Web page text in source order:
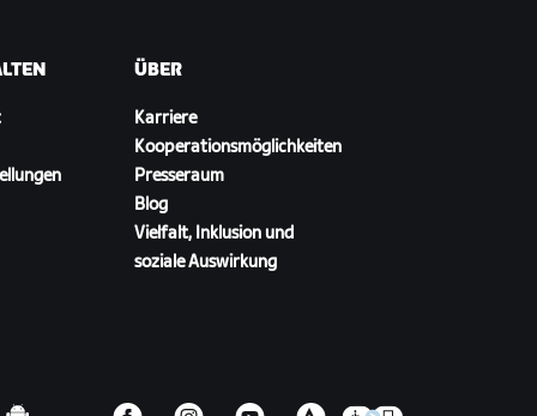
ÜBER
Karriere
Kooperationsmöglichkeiten
Presseraum
Blog
Vielfalt, Inklusion und
soziale Auswirkung